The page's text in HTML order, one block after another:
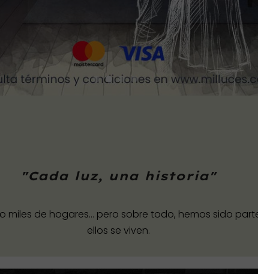
"Cada luz, una historia"
miles de hogares… pero sobre todo, hemos sido
ellos se viven.